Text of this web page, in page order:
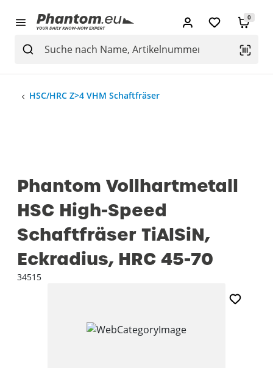
0
HSC/HRC Z>4 VHM Schaftfräser
Phantom Vollhartmetall
HSC High-Speed
Schaftfräser TiAlSiN,
Eckradius, HRC 45-70
34515